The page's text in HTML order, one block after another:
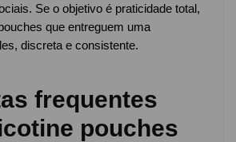
Se o objetivo é praticidade total,
que entreguem uma
discreta e consistente.
frequentes
pouches